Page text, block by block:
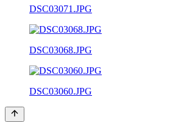
DSC03071.JPG
DSC03068.JPG
DSC03060.JPG